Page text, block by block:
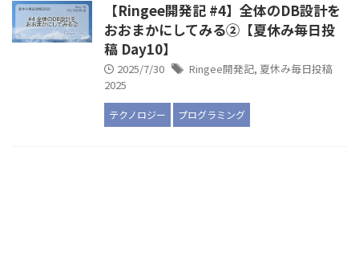
【Ringee開発記 #4】全体のDB設計を
おおまかにしてみる②【夏休み毎日投
稿 Day10】
2025/7/30 Ringee開発記, 夏休み毎日投稿
2025
テクノロジー プログラミング